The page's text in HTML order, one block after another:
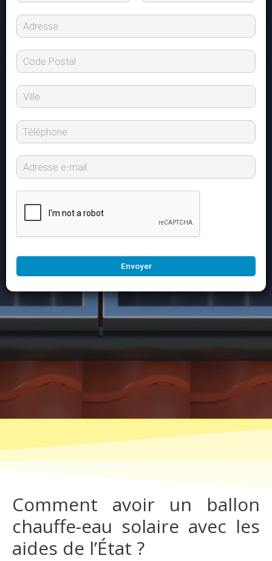
Envoyer
Comment avoir un ballon
chauffe-eau solaire avec les
aides de l’État ?